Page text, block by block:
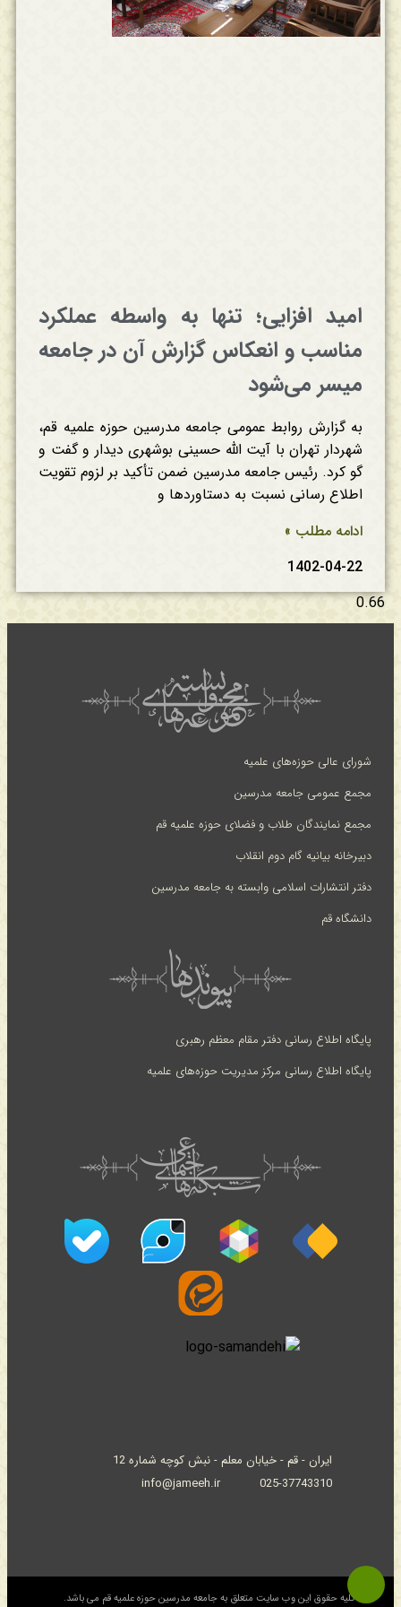
امید افزایی؛ تنها به واسطه عملکرد
مناسب و انعکاس گزارش آن در جامعه
میسر می‌شود
به گزارش روابط عمومی جامعه مدرسین حوزه علمیه قم،
شهردار تهران با آیت الله حسینی بوشهری دیدار و گفت و
گو کرد. رئیس جامعه مدرسین ضمن تأکید بر لزوم تقویت
اطلاع رسانی نسبت به دستاوردها و
ادامه مطلب »
1402-04-22
شورای عالی حوزه‌های علمیه
مجمع عمومی جامعه مدرسین
مجمع نمایندگان طلاب و فضلای حوزه علمیه قم
دبیرخانه بیانیه گام دوم انقلاب
دفتر انتشارات اسلامی وابسته به جامعه مدرسین
دانشگاه قم
پایگاه اطلاع رسانی دفتر مقام معظم رهبری
پایگاه اطلاع رسانی مرکز مدیریت حوزه‌های علمیه
ایران - قم - خیابان معلم - نبش کوچه شماره 12
025-37743310
info@jameeh.ir
© کلیه حقوق این وب سایت متعلق به جامعه مدرسین حوزه علمیه قم می باشد.